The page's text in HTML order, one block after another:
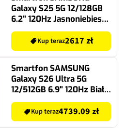
Galaxy S25 5G 12/128GB
6.2" 120Hz Jasnoniebieski
Kup teraz2617 zł
Smartfon SAMSUNG
Galaxy S26 Ultra 5G
12/512GB 6.9" 120Hz Biały
SM-S948 EU
Kup teraz4739.09 zł